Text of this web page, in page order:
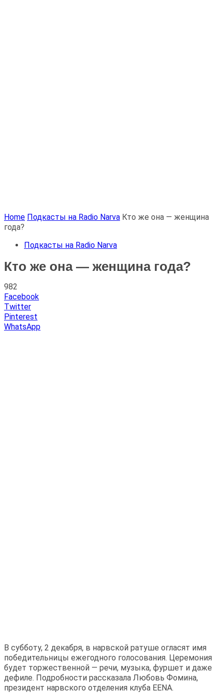
Home Подкасты на Radio Narva Кто же она — женщина
года?
Подкасты на Radio Narva
Кто же она — женщина года?
982
Facebook
Twitter
Pinterest
WhatsApp
В субботу, 2 декабря, в нарвской ратуше огласят имя
победительницы ежегодного голосования. Церемония
будет торжественной — речи, музыка, фуршет и даже
дефиле. Подробности рассказала Любовь Фомина,
президент нарвского отделения клуба EENA.